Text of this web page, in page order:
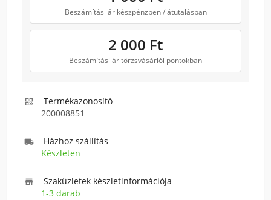
Beszámítási ár készpénzben / átutalásban
2 000 Ft
Beszámítási ár törzsvásárlói pontokban

Termékazonosító
200008851

Házhoz szállítás
Készleten

Szaküzletek készletinformációja
1-3 darab